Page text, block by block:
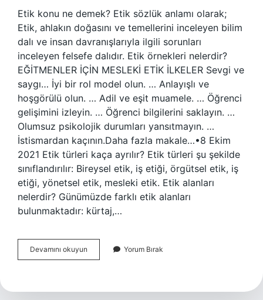
Etik konu ne demek? Etik sözlük anlamı olarak;
Etik, ahlakın doğasını ve temellerini inceleyen bilim
dalı ve insan davranışlarıyla ilgili sorunları
inceleyen felsefe dalıdır. Etik örnekleri nelerdir?
EĞİTMENLER İÇİN MESLEKİ ETİK İLKELER Sevgi ve
saygı… İyi bir rol model olun. … Anlayışlı ve
hoşgörülü olun. … Adil ve eşit muamele. … Öğrenci
gelişimini izleyin. … Öğrenci bilgilerini saklayın. …
Olumsuz psikolojik durumları yansıtmayın. …
İstismardan kaçının.Daha fazla makale…•8 Ekim
2021 Etik türleri kaça ayrılır? Etik türleri şu şekilde
sınıflandırılır: Bireysel etik, iş etiği, örgütsel etik, iş
etiği, yönetsel etik, mesleki etik. Etik alanları
nelerdir? Günümüzde farklı etik alanları
bulunmaktadır: kürtaj,…
Devamını okuyun
Konular
Yorum Bırak